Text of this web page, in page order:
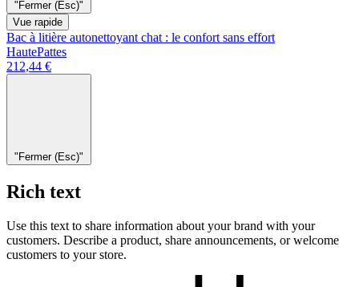
"Fermer (Esc)"
Vue rapide
Bac à litière autonettoyant chat : le confort sans effort
HautePattes
212,44 €
"Fermer (Esc)"
Rich text
Use this text to share information about your brand with your
customers. Describe a product, share announcements, or welcome
customers to your store.